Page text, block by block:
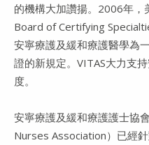
的機構大加讚揚。2006年，
Board of Certifying
安寧療護及緩和療護醫學為
證的新規定。VITAS大力支
度。
安寧療護及緩和療護護士協
Nurses Association）已經